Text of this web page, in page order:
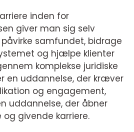
inden for
giver man sig selv
samfundet, bidrage
og hjælpe klienter
komplekse juridiske
en uddannelse, der kræver
og engagement,
uddannelse, der åbner
givende karriere.